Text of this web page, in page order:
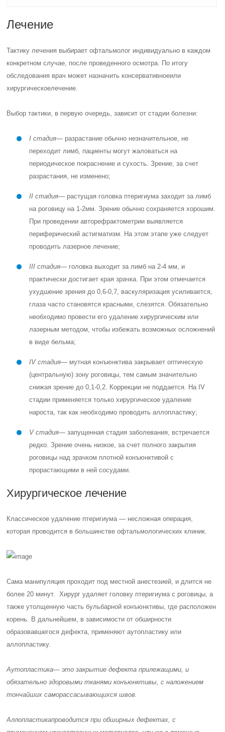
Лечение
Тактику лечения выбирает офтальмолог индивидуально в каждом
конкретном случае, после проведенного осмотра. По итогу
обследования врач может назначить консервативноеили
хирургическоелечение.
Выбор тактики, в первую очередь, зависит от стадии болезни:
I стадия— разрастание обычно незначительное, не
переходит лимб, пациенты могут жаловаться на
периодическое покраснение и сухость. Зрение, за счет
разрастания, не изменено;
II стадия— растущая головка птеригиума заходит за лимб
на роговицу на 1-2мм. Зрение обычно сохраняется хорошим.
При проведении авторефрактометрии выявляется
периферический астигматизм. На этом этапе уже следует
проводить лазерное лечение;
III стадия— головка выходит за лимб на 2-4 мм, и
практически достигает края зрачка. При этом отмечается
ухудшение зрения до 0,6-0,7, васкуляризация усиливается,
глаза часто становятся красными, слезятся. Обязательно
необходимо провести его удаление хирургическим или
лазерным методом, чтобы избежать возможных осложнений
в виде бельма;
IV стадия— мутная конъюнктива закрывает оптическую
(центральную) зону роговицы, тем самым значительно
снижая зрение до 0,1-0,2. Коррекции не поддается. На IV
стадии применяется только хирургическое удаление
нароста, так как необходимо проводить аллопластику;
V стадия— запущенная стадия заболевания, встречается
редко. Зрение очень низкое, за счет полного закрытия
роговицы над зрачком плотной конъюнктивой с
прорастающими в ней сосудами.
Хирургическое лечение
Классическое удаление птеригиума — несложная операция,
которая проводится в большинстве офтальмологических клиник.
Сама манипуляция проходит под местной анестезией, и длится не
более 20 минут. Хирург удаляет головку птеригиума с роговицы, а
также утолщенную часть бульбарной конъюнктивы, где расположен
корень. В дальнейшем, в зависимости от обширности
образовавшегося дефекта, применяют аутопластику или
аллопластику.
Аутопластика— это закрытие дефекта прилежащими, и
обязательно здоровыми тканями конъюнктивы, с наложением
тончайших саморассасывающихся швов.
Аллопластикапроводится при обширных дефектах, с